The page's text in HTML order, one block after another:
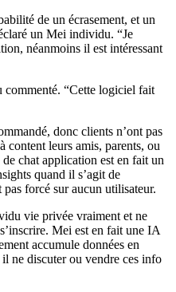
de un écrasement, et un
un Mei individu. “Je
néanmoins il est intéressant
“Cette logiciel fait
donc clients n’ont pas
content leurs amis, parents, ou
de chat application est en fait un
quand il s’agit de
forcé sur aucun utilisateur.
vie privée vraiment et ne
Mei est en fait une IA
accumule données en
ne discuter ou vendre ces info